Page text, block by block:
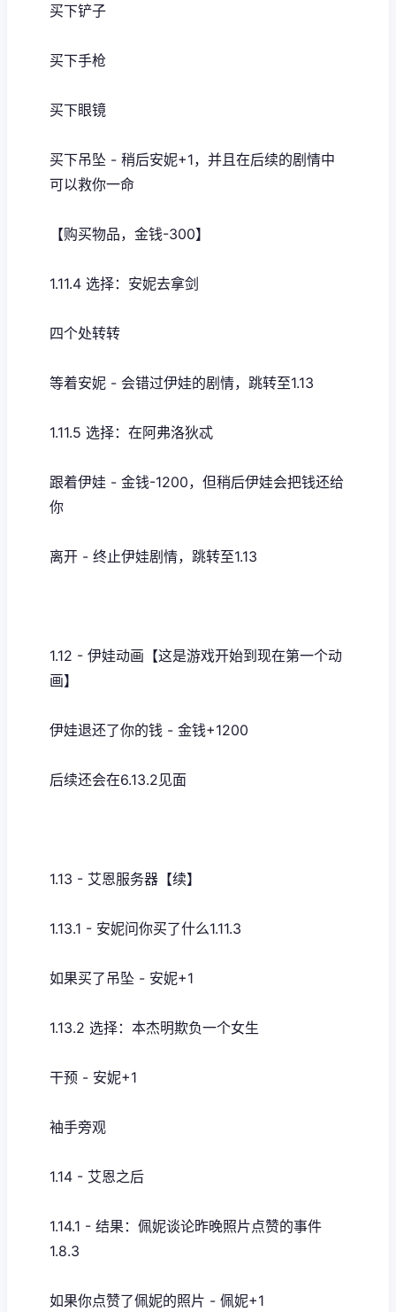
买下铲子
买下手枪
买下眼镜
买下吊坠 - 稍后安妮+1，并且在后续的剧情中
可以救你一命
【购买物品，金钱-300】
1.11.4 选择：安妮去拿剑
四个处转转
等着安妮 - 会错过伊娃的剧情，跳转至1.13
1.11.5 选择：在阿弗洛狄忒
跟着伊娃 - 金钱-1200，但稍后伊娃会把钱还给
你
离开 - 终止伊娃剧情，跳转至1.13
1.12 - 伊娃动画【这是游戏开始到现在第一个动
画】
伊娃退还了你的钱 - 金钱+1200
后续还会在6.13.2见面
1.13 - 艾恩服务器【续】
1.13.1 - 安妮问你买了什么1.11.3
如果买了吊坠 - 安妮+1
1.13.2 选择：本杰明欺负一个女生
干预 - 安妮+1
袖手旁观
1.14 - 艾恩之后
1.14.1 - 结果：佩妮谈论昨晚照片点赞的事件
1.8.3
如果你点赞了佩妮的照片 - 佩妮+1